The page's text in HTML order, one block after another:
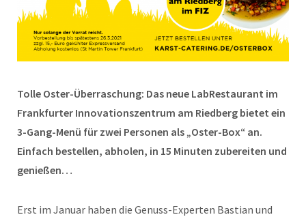
Tolle Oster-Überraschung: Das neue LabRestaurant im
Frankfurter Innovationszentrum am Riedberg bietet ein
3-Gang-Menü für zwei Personen als „Oster-Box“ an.
Einfach bestellen, abholen, in 15 Minuten zubereiten und
genießen…
Erst im Januar haben die Genuss-Experten Bastian und